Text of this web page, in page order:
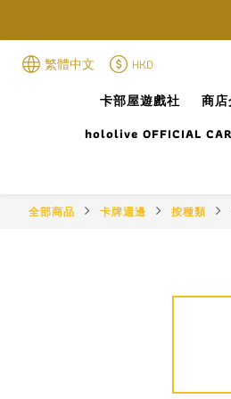
繁體中文
HKD
卡部屋遊戲社
商
hololive OFFICIAL
全部商品 卡牌週邊 按種類